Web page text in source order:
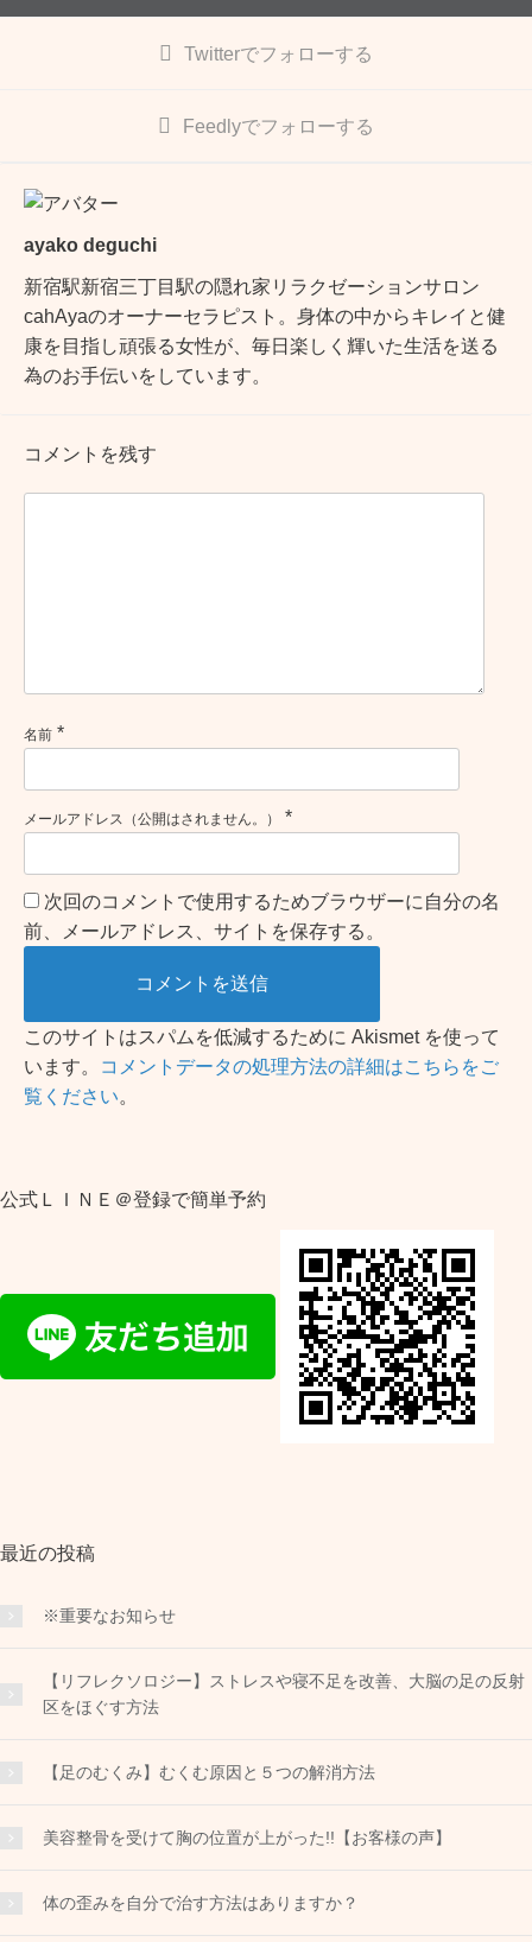
Twitterでフォローする
Feedlyでフォローする
ayako deguchi
新宿駅新宿三丁目駅の隠れ家リラクゼーションサロン
cahAyaのオーナーセラピスト。身体の中からキレイと健
康を目指し頑張る女性が、毎日楽しく輝いた生活を送る
為のお手伝いをしています。
コメントを残す
名前 *
メールアドレス（公開はされません。） *
次回のコメントで使用するためブラウザーに自分の名
前、メールアドレス、サイトを保存する。
このサイトはスパムを低減するために Akismet を使って
います。
コメントデータの処理方法の詳細はこちらをご
覧ください。
公式ＬＩＮＥ＠登録で簡単予約
最近の投稿
※重要なお知らせ
【リフレクソロジー】ストレスや寝不足を改善、大脳の足の反射
区をほぐす方法
【足のむくみ】むくむ原因と５つの解消方法
美容整骨を受けて胸の位置が上がった!!【お客様の声】
体の歪みを自分で治す方法はありますか？